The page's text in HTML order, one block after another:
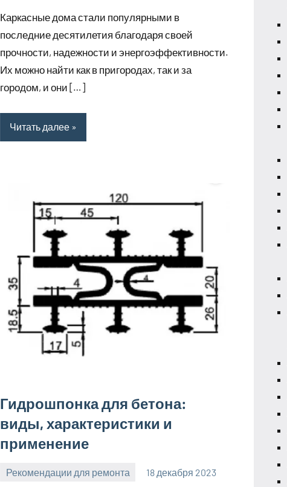
Каркасные дома стали популярными в
последние десятилетия благодаря своей
прочности, надежности и энергоэффективности.
Их можно найти как в пригородах, так и за
городом, и они […]
Читать далее
Гидрошпонка для бетона:
виды, характеристики и
применение
Рекомендации для ремонта 18 декабря 2023